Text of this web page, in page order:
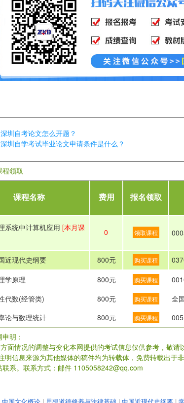
深圳自考论文怎么开题？
深圳自学考试毕业论文申请条件是什么？
程领取
课程名称 费用 报名领取
系统中计算机应用 [本月课
0 领取课程
近现代史纲要 800元 购买课程
学原理 800元 购买课程
代数(经管类) 800元 购买课程 全
论与数理统计 800元 购买课程
明：
面情况的调整与变化本网提供的考试信息仅供参考，敬请
明信息来源为其他媒体的稿件均为转载体，免费转载出于
联系。联系方式：邮件 1105058242@qq.com